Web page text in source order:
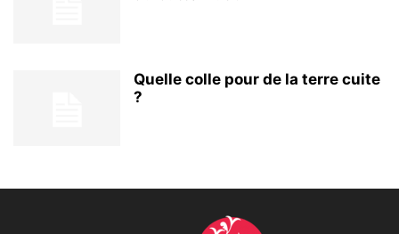
Quelle colle pour de la terre cuite
?